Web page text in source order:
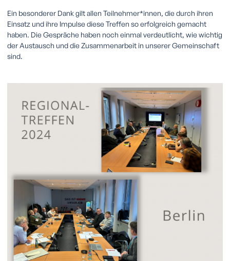
Ein besonderer Dank gilt allen Teilnehmer*innen, die durch ihren
Einsatz und ihre Impulse diese Treffen so erfolgreich gemacht
haben. Die Gespräche haben noch einmal verdeutlicht, wie wichtig
der Austausch und die Zusammenarbeit in unserer Gemeinschaft
sind.